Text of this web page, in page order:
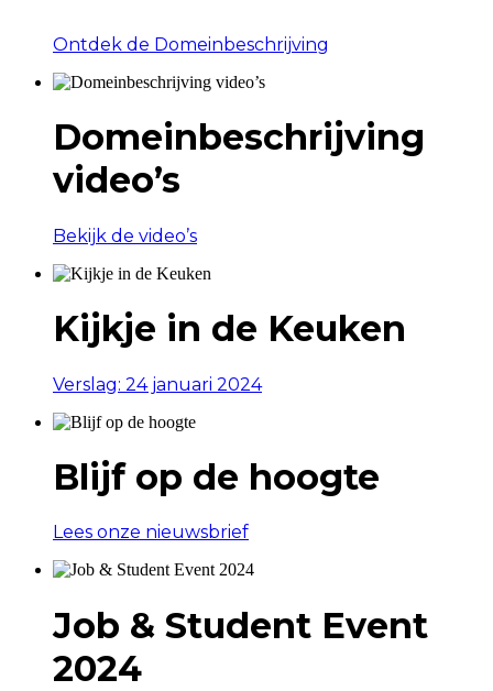
Ontdek de Domeinbeschrijving
Domeinbeschrijving
video’s
Bekijk de video’s
Kijkje in de Keuken
Verslag: 24 januari 2024
Blijf op de hoogte
Lees onze nieuwsbrief
Job & Student Event
2024